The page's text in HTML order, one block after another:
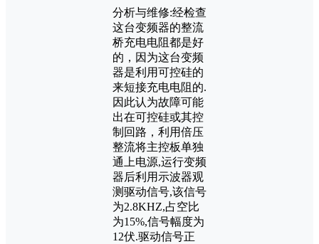
分析与维修:经检查
这台变频器的整流
桥充电电阻都是好
的，因为这台变频
器是利用可控硅的
来短接充电电阻的.
因此认为故障可能
出在可控硅或其控
制回路，利用倍压
整流将主控板单独
通上电源,运行变频
器后利用示波器观
测驱动信号,该信号
为2.8KHZ,占空比
为15%,信号幅度为
12伏.驱动信号正